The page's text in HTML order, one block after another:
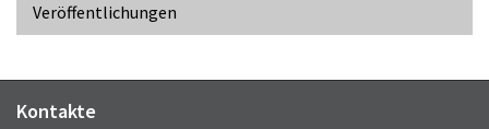
Veröffentlichungen
Kontakte